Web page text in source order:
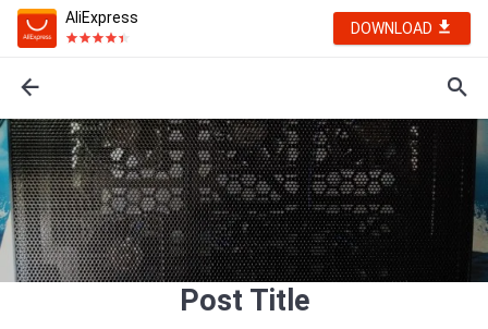
AliExpress
DOWNLOAD
Post Title